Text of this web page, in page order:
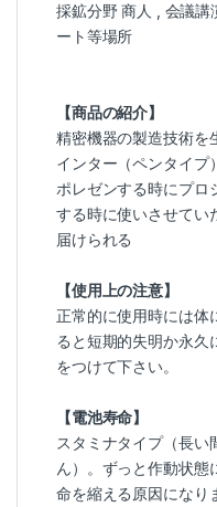
採鉱分野 商人 , 会議
ート等場所
【商品の紹介】
精密機器の製造技術を
インター（ペンタイプ
ポレゼンする時にプロ
する時に使いさせてい
届けられる
【使用上の注意】
正常的に使用時には体
ると短期的失明か永久
をつけて下さい。
【電池寿命】
スタミナタイプ（長い
ん）。ずっと作動状態
命を縮える原因になり